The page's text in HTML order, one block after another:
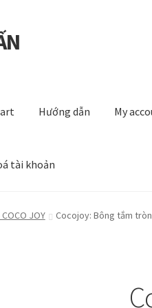
Hướng dẫn My
tài khoản
dẫn My account Privacy Policy
COCO JOY Cocojoy: Bông tắm